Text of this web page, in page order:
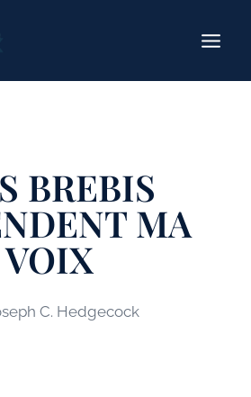
BREBIS
MA
VOIX
C. Hedgecock